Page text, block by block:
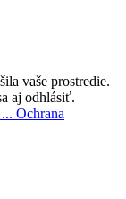
vaše prostredie.
aj odhlásiť.
Ochrana